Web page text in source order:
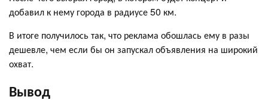
добавил к нему города в радиусе 50 км.
В итоге получилось так, что реклама обошлась ему в разы
дешевле, чем если бы он запускал объявления на широкий
охват.
Вывод